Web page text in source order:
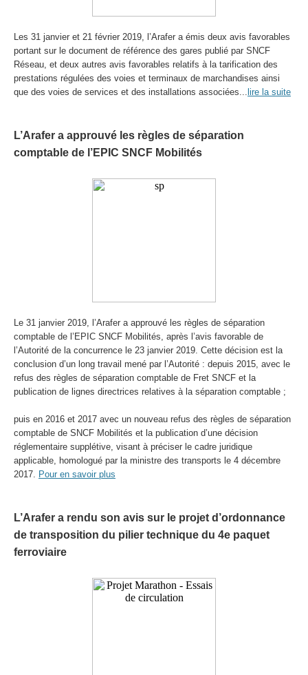
Les 31 janvier et 21 février 2019, l’Arafer a émis deux avis favorables
portant sur le document de référence des gares publié par SNCF
Réseau, et deux autres avis favorables relatifs à la tarification des
prestations régulées des voies et terminaux de marchandises ainsi
que des voies de services et des installations associées... lire la suite
L’Arafer a approuvé les règles de séparation
comptable de l’EPIC SNCF Mobilités
Le 31 janvier 2019, l’Arafer a approuvé les règles de séparation
comptable de l’EPIC SNCF Mobilités, après l’avis favorable de
l’Autorité de la concurrence le 23 janvier 2019. Cette décision est la
conclusion d’un long travail mené par l’Autorité : depuis 2015, avec le
refus des règles de séparation comptable de Fret SNCF et la
publication de lignes directrices relatives à la séparation comptable ;
puis en 2016 et 2017 avec un nouveau refus des règles de séparation
comptable de SNCF Mobilités et la publication d’une décision
réglementaire supplétive, visant à préciser le cadre juridique
applicable, homologué par la ministre des transports le 4 décembre
2017. Pour en savoir plus
L’Arafer a rendu son avis sur le projet d’ordonnance
de transposition du pilier technique du 4e paquet
ferroviaire